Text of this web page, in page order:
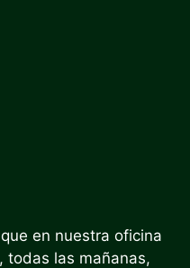
en nuestra oficina
todas las mañanas,